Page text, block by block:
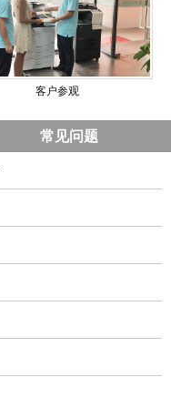
客户参观
常见问题